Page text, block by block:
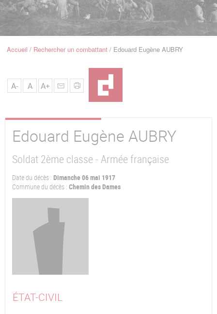
Navigation
FilAccueil Rechercher un combattant Edouard Eugène AUBRY
A- A A+
Edouard Eugène AUBRY
Soldat 2ème classe - Armée française
Date du décès : Dimanche 06 mai 1917
Commune du décès : Chemin des Dames
ÉTAT-CIVIL